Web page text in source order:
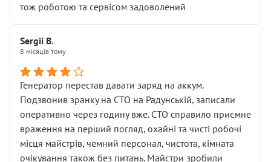
тож роботою та сервісом задоволений
Sergii B.
8 місяців тому
Генератор перестав давати заряд на аккум.
Подзвонив зранку на СТО на Радунській, записали
оперативно через годину вже. СТО справило приємне
враження на перший погляд, охайні та чисті робочі
місця майстрів, чемний персонал, чистота, кімната
очікування також без питань. Майстри зробили